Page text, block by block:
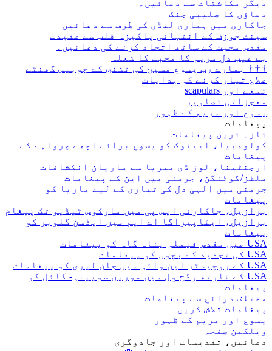
دیگر مکاشفات سے دعائیں۔
دعاؤں کا صلیبی جنگ
جاکاری میں ہماری لیڈی کی طرف سے دعائیں
سینٹ جوزف کے انتہائی پاکیزہ قلب سے عقیدت
مقدس محبت کے ساتھ اتحاد کرنے کی دعائیں۔
بے عیب دل مریم کا محبت کا شعلہ
†
†
† ہمارے رب یسوع مسیح کی تشنج کے چوبیس گھنٹے
علاج تیار کرنے کی ہدایات
تمغے اور scapulars
معجزاتی تصاویر
یسوع اور مریم کے ظہور
پیغامات
تازہ ترین پیغامات
کولومبیا، ایینوک کو یسوع برائے اچھے چرواہے کے
پیغامات
ارجنٹینا، لوز ڈی میریا سے ماریان انکشافات
ملٹز/گوٹنگن، جرمنی میں این کے پیغامات
جرمنی میں الہی دل کی تیاری کے لیے ماریا کو
پیغامات
برازیل، جاکارئی ایس پی میں مارکوس ٹیڈیو تک پیغام
برازیل، ایٹاپیراگا اے ایم میں ایڈسن گلوبر کو
پیغامات
USA میں مقدس فیملی پناہ گاہ کو پیغامات
USA کی تجدید کے بچوں کو پیغامات
USA کے روچیسٹر این وائی میں جان لیری کو پیغامات
USA کے نارتھ رڈج وِل میں مورین سویینی- کائل کو
پیغامات
مختلف ذرائع سے پیغامات
پیغامات تلاش کریں
یسوع اور مریم کے ظہور
ویلکمن صفحہ
دعائیں، تقدیسات اور جادوگری